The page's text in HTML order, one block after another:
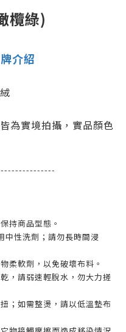
欖綠)
介紹
為實境拍攝，實品顏色
持商品型態。
中性洗劑；請勿長時間浸
柔軟劑，以免破壞布料。
，請弱速輕脫水，勿大力搓
；如需整燙，請以低溫墊布